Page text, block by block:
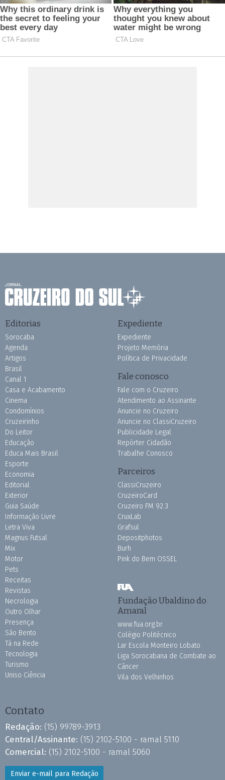
Editorias
Sorocaba
Agenda
Artigos
Brasil
Canal 1
Casa e Acabamento
Cinema
Condomínios
Cruzeirinho
Do Leitor
Educação
Educa Mais Brasil
Esporte
Economia
Editorial
Exterior
Guia Saúde
Informação Livre
Letra Viva
Magnus Futsal
Mix
Motor
Pets
Receitas
Revistas
Necrologia
Outro Olhar
Presença
São Bento
Tá na Rede
Tecnologia
Turismo
Uniso Ciência
Expediente
Expediente
Projeto Memória
Política de Privacidade
Fale conosco
Fale com o Cruzeiro
Atendimento ao Assinante
Anuncie no Cruzeiro
Anuncie no ClassiCruzeiro
Publicidade Legal
Repórter Cidadão
Trabalhe Conosco
Parceiros
ClassiCruzeiro
CruzeiroCard
Cruzeiro FM 92.3
CruxLab
Grafsul
Depositphotos
Burh
Pink do Bem OSSEL
Fundação Ubaldino do
Amaral
www.fua.org.br
Colégio Politécnico
Lar Escola Monteiro Lobato
Liga Sorocabana de Combate ao
Câncer
Vila dos Velhinhos
Contato
Redação: (15) 99789-3913
Central/Assinante: (15) 2102-5100 - ramal 5110
Comercial: (15) 2102-5100 - ramal 5060
Enviar e-mail para Redação